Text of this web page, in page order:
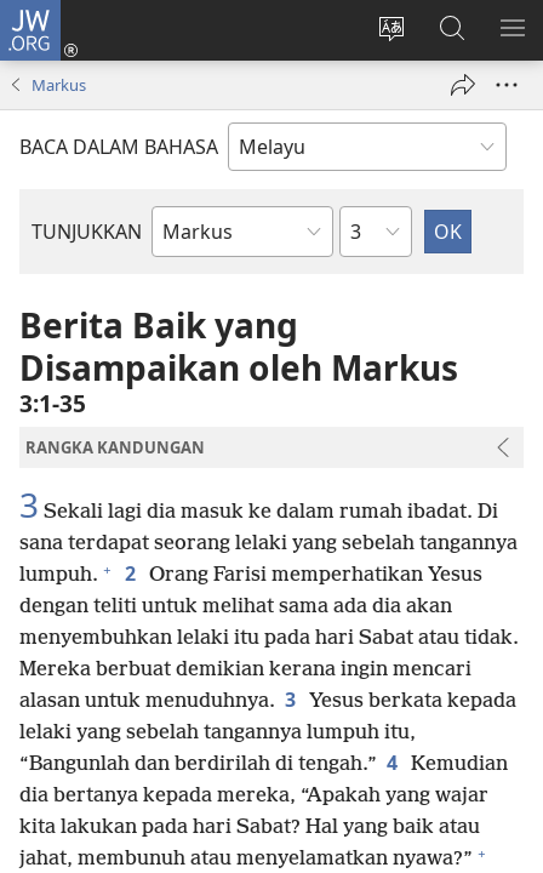
JW.ORG
Tukar
bahasa
web
Log
Masuk
baharu)
Cari
JW.ORG
Markus
BACA DALAM BAHASA
TUNJUKKAN
Buku
Bab
Berita Baik yang
Disampaikan oleh Markus
3:1-35
RANGKA KANDUNGAN
3 Sekali lagi dia masuk ke dalam rumah ibadat. Di
sana terdapat seorang lelaki yang sebelah tangannya
lumpuh. + 2 Orang Farisi memperhatikan Yesus
dengan teliti untuk melihat sama ada dia akan
menyembuhkan lelaki itu pada hari Sabat atau tidak.
Mereka berbuat demikian kerana ingin mencari
alasan untuk menuduhnya. 3
Yesus berkata kepada
lelaki yang sebelah tangannya lumpuh itu,
“Bangunlah dan berdirilah di tengah.” 4 Kemudian
dia bertanya kepada mereka, “Apakah yang wajar
kita lakukan pada hari Sabat? Hal yang baik atau
jahat, membunuh atau menyelamatkan nyawa?” +